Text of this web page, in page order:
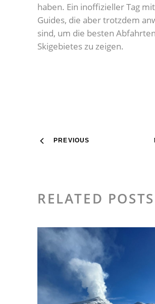
haben. Ein inoffizieller Tag
Guides, die aber trotzdem
sind, um die besten
Skigebietes zu zeigen.
PREVIOUS
RELATED POSTS